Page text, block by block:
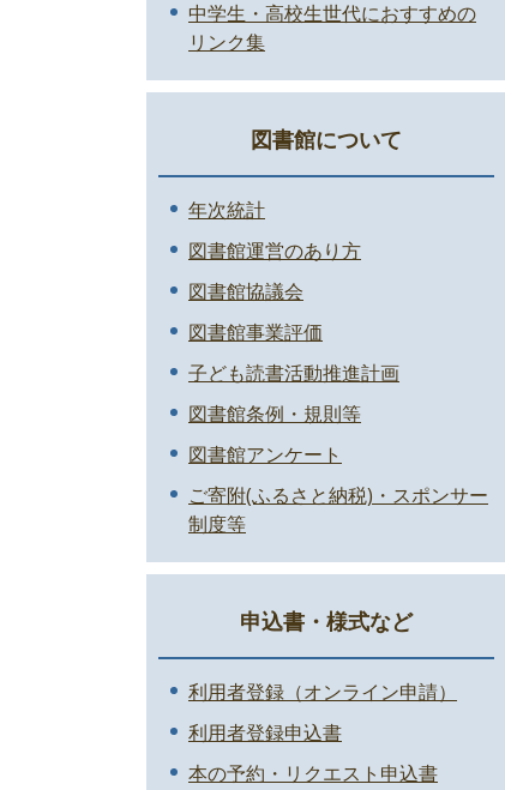
中学生・高校生世代におすすめの
リンク集
図書館について
年次統計
図書館運営のあり方
図書館協議会
図書館事業評価
子ども読書活動推進計画
図書館条例・規則等
図書館アンケート
ご寄附(ふるさと納税)・スポンサー
制度等
申込書・様式など
利用者登録（オンライン申請）
利用者登録申込書
本の予約・リクエスト申込書